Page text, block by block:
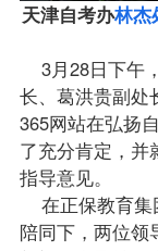
天津自考办林杰
3月28日下午
长、葛洪贵副处
365网站在弘扬
了充分肯定，并
指导意见。
在正保教育集
陪同下，两位领